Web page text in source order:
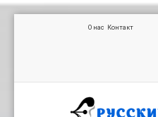
О нас Контакт